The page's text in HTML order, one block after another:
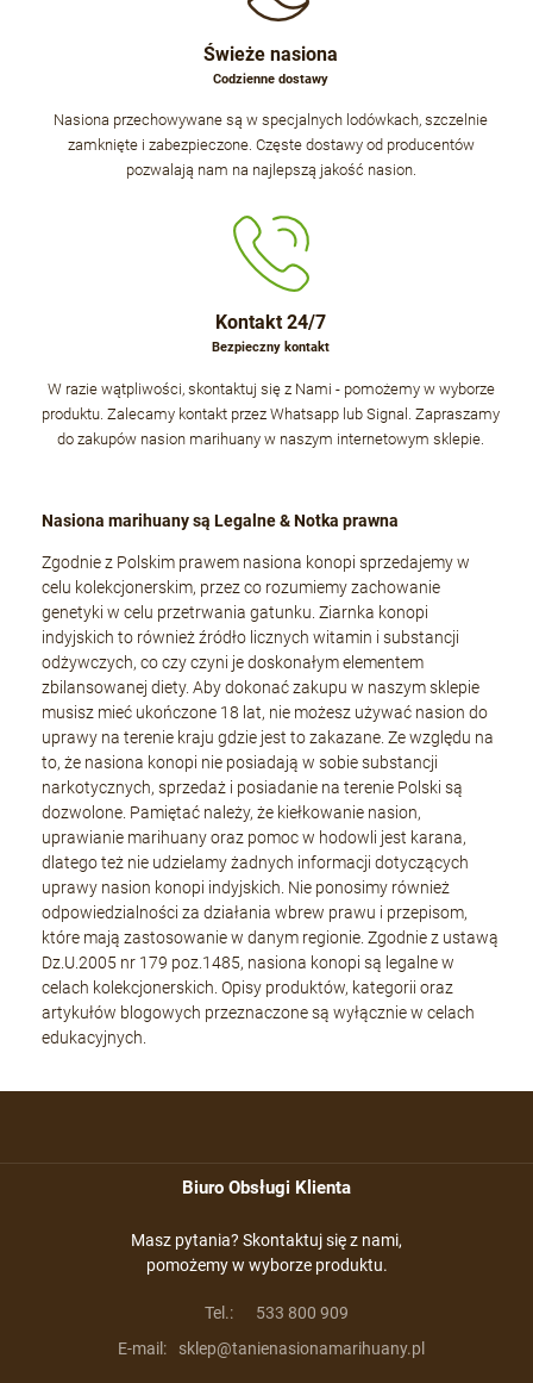
Świeże nasiona
Codzienne dostawy
Nasiona przechowywane są w specjalnych lodówkach, szczelnie
zamknięte i zabezpieczone. Częste dostawy od producentów
pozwalają nam na najlepszą jakość nasion.
Kontakt 24/7
Bezpieczny kontakt
W razie wątpliwości, skontaktuj się z Nami - pomożemy w wyborze
produktu. Zalecamy kontakt przez Whatsapp lub Signal. Zapraszamy
do zakupów nasion marihuany w naszym internetowym sklepie.
Nasiona marihuany są Legalne & Notka prawna
Zgodnie z Polskim prawem nasiona konopi sprzedajemy w
celu kolekcjonerskim, przez co rozumiemy zachowanie
genetyki w celu przetrwania gatunku. Ziarnka konopi
indyjskich to również źródło licznych witamin i substancji
odżywczych, co czy czyni je doskonałym elementem
zbilansowanej diety. Aby dokonać zakupu w naszym sklepie
musisz mieć ukończone 18 lat, nie możesz używać nasion do
uprawy na terenie kraju gdzie jest to zakazane. Ze względu na
to, że nasiona konopi nie posiadają w sobie substancji
narkotycznych, sprzedaż i posiadanie na terenie Polski są
dozwolone. Pamiętać należy, że kiełkowanie nasion,
uprawianie marihuany oraz pomoc w hodowli jest karana,
dlatego też nie udzielamy żadnych informacji dotyczących
uprawy nasion konopi indyjskich. Nie ponosimy również
odpowiedzialności za działania wbrew prawu i przepisom,
które mają zastosowanie w danym regionie. Zgodnie z ustawą
Dz.U.2005 nr 179 poz.1485, nasiona konopi są legalne w
celach kolekcjonerskich. Opisy produktów, kategorii oraz
artykułów blogowych przeznaczone są wyłącznie w celach
edukacyjnych.
Biuro Obsługi Klienta
Masz pytania? Skontaktuj się z nami,
pomożemy w wyborze produktu.
Tel.:
533 800 909
E-mail:
sklep@tanienasionamarihuany.pl